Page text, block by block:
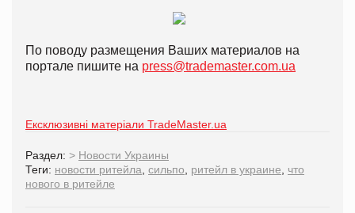
По поводу размещения Ваших материалов на
портале пишите на press@trademaster.com.ua
Ексклюзивні матеріали TradeMaster.ua
Раздел: > Новости Украины
Теги: новости ритейла сильпо ритейл в украине
что
нового в ритейле